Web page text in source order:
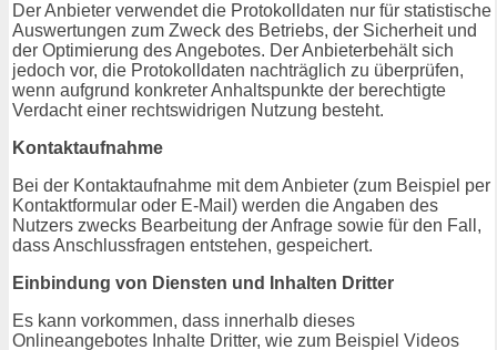
Der Anbieter verwendet die Protokolldaten nur für statistische
Auswertungen zum Zweck des Betriebs, der Sicherheit und
der Optimierung des Angebotes. Der Anbieterbehält sich
jedoch vor, die Protokolldaten nachträglich zu überprüfen,
wenn aufgrund konkreter Anhaltspunkte der berechtigte
Verdacht einer rechtswidrigen Nutzung besteht.
Kontaktaufnahme
Bei der Kontaktaufnahme mit dem Anbieter (zum Beispiel per
Kontaktformular oder E-Mail) werden die Angaben des
Nutzers zwecks Bearbeitung der Anfrage sowie für den Fall,
dass Anschlussfragen entstehen, gespeichert.
Einbindung von Diensten und Inhalten Dritter
Es kann vorkommen, dass innerhalb dieses
Onlineangebotes Inhalte Dritter, wie zum Beispiel Videos